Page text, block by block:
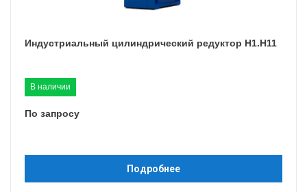
Индустриальный цилиндрический редуктор H1.H11
В наличии
По запросу
Подробнее